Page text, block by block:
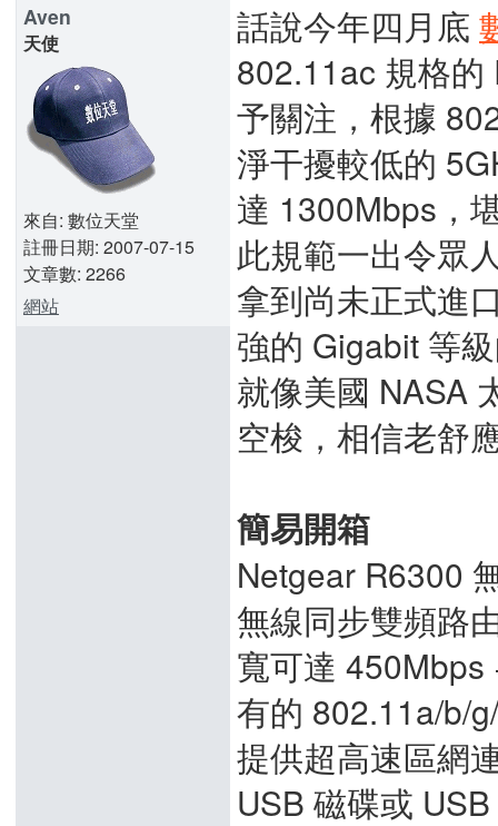
Aven
天使
來自: 數位天堂
註冊日期: 2007-07-15
文章數: 2266
網站
話說今年四月底
802.11ac 規格
予關注，根據
淨干擾較低的
達 1300Mbps，
此規範一出令眾
拿到尚未正式進
強的 Gigabit 等
就像美國 NASA
空梭，相信老舒
簡易開箱
Netgear R6300
無線同步雙頻路
寬可達
有的 802.11a/b/
提供超高速區網
USB 磁碟或